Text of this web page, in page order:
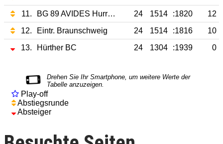
11.
BG 89 AVIDES Hurricanes 24 1514 :1820
12
12.
Eintr. Braunschweig 24 1514 :1816
10
13.
Hürther BC 24 1304 :1939 0
Play-off
Abstiegsrunde
Absteiger